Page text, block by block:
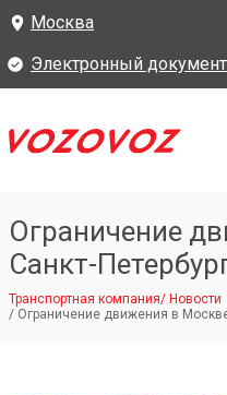
Москва
Электронный
Ограничение
Санкт-
Транспортная компания/ Новости
/ Ограничение движения в